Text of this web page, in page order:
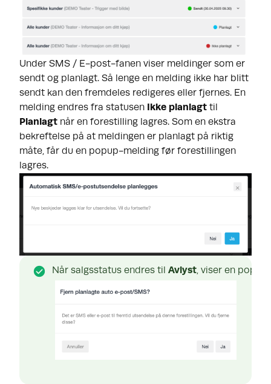
Under SMS / E-post-fanen viser meldinger som er
sendt og planlagt. Så lenge en melding ikke har blitt
sendt kan den fremdeles redigeres eller fjernes. En
melding endres fra statusen
Ikke planlagt til
Planlagt når en forestilling lagres. Som en ekstra
bekreftelse på at meldingen er planlagt på riktig
måte, får du en popup-melding før forestillingen
lagres.
Når salgsstatus endres til Avlyst